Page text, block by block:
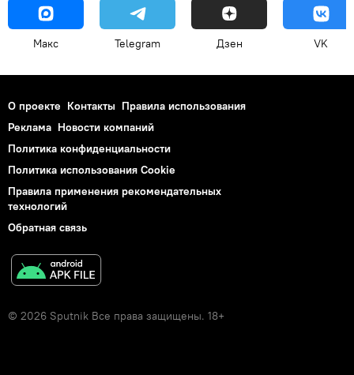
Макс Telegram Дзен VK
О проекте Контакты Правила использования
Реклама Новости компаний
Политика конфиденциальности
Политика использования Cookie
Правила применения рекомендательных
технологий
Обратная связь
© 2026 Sputnik Все права защищены. 18+